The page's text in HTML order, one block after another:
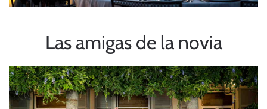
Las amigas de la novia